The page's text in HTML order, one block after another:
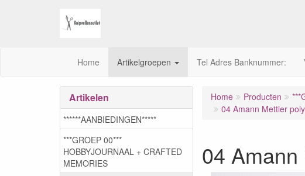
Home Artikelgroepen Tel Adres Banknummer:
Home Producten
04 Amann Mettler
04
Artikelen
******AANBIEDINGEN*****
***GROEP 00***
HOBBYJOURNAAL + CRAFTED
MEMORIES